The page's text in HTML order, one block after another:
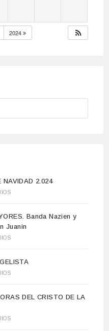
2024
NAVIDAD 2.024
Banda Nazien y
Juanin
DEL CRISTO DE LA